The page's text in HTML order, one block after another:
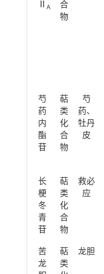
Ⅱ A
合
物
芍
药
内
酯
苷
萜
类
化
合
物
芍
药、
牡丹
皮
长
梗
冬
青
苷
萜
类
化
合
物
救必
应
苦
龙
萜
类
龙胆